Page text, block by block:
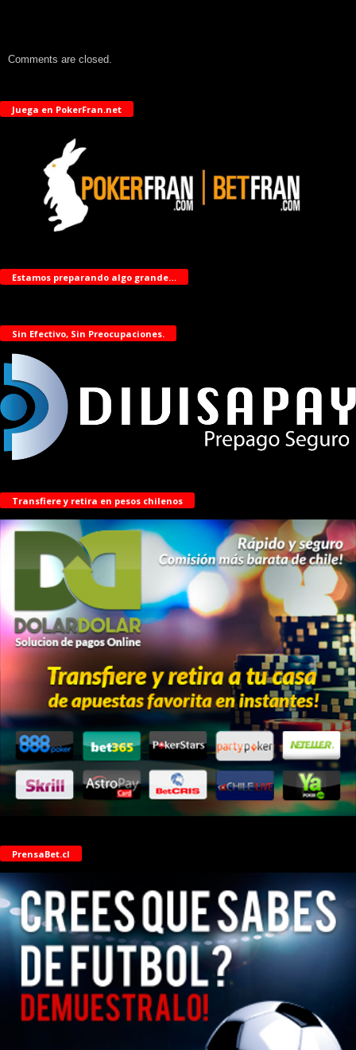
Comments are closed.
Juega en PokerFran.net
Estamos preparando algo grande…
Sin Efectivo, Sin Preocupaciones.
Transfiere y retira en pesos chilenos
PrensaBet.cl